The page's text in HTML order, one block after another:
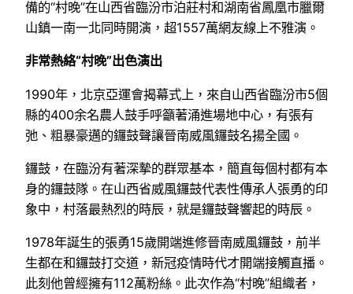
備的“村晚”在山西省臨汾市泊莊村和湖南省鳳凰市臘爾
山鎮一南一北同時開演，超1557萬網友線上不雅演。
非常熱絡“村晚”出色演出
1990年，北京亞運會揭幕式上，來自山西省臨汾市5個
縣的400余名農人鼓手呼籲著涌進場地中心，有張有
弛、粗暴豪邁的鑼鼓聲讓晉南威風鑼鼓名揚全國。
鑼鼓，在臨汾有著深摯的群眾基本，簡直每個村都有本
身的鑼鼓隊。在山西省威風鑼鼓代表性傳承人張勇的印
象中，村落最熱烈的時辰，就是鑼鼓聲響起的時辰。
1978年誕生的張勇15歲開端進修晉南威風鑼鼓，前半
生都在和鑼鼓打交道，新冠疫情時代才開端接觸直播。
此刻他曾經擁有112萬粉絲。此次作為“村晚”組織者，